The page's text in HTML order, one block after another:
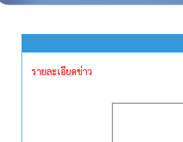
รายละเอียดข่าว